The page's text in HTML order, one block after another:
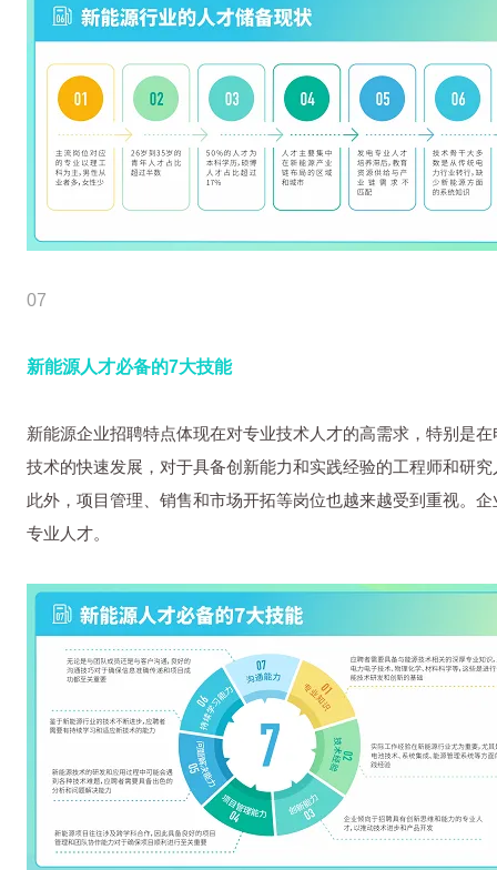
07
新能源人才必备的7大技能
新能源企业招聘特点体现在对专业技术人才的高需求，特别是
技术的快速发展，对于具备创新能力和实践经验的工程师和研
此外，项目管理、销售和市场开拓等岗位也越来越受到重视。
专业人才。